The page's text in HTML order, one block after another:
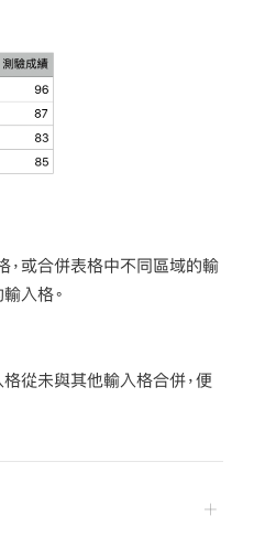
，或合併表格中不同區域的輸
入格。
從未與其他輸入格合併，便